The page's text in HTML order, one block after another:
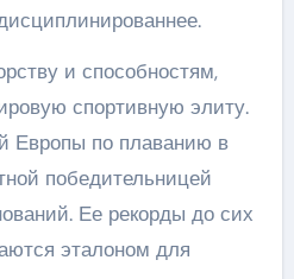
и способностям,
спортивную элиту.
Европы по плаванию в
победительницей
Ее рекорды до сих
эталоном для